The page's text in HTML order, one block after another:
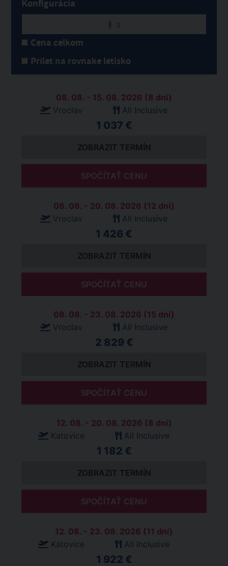
Konfigurácia
Cena celkom
Prílet na rovnake letisko
08. 08. - 15. 08. 2026 (8 dní)
Vroclav
All Inclusive
1 037 €
ZOBRAZIT TERMÍN
SPOČÍTAŤ CENU
08. 08. - 20. 08. 2026 (12 dní)
Vroclav
All Inclusive
1 426 €
ZOBRAZIT TERMÍN
SPOČÍTAŤ CENU
08. 08. - 23. 08. 2026 (15 dní)
Vroclav
All Inclusive
2 829 €
ZOBRAZIT TERMÍN
SPOČÍTAŤ CENU
12. 08. - 20. 08. 2026 (8 dní)
Katovice
All Inclusive
1 182 €
ZOBRAZIT TERMÍN
SPOČÍTAŤ CENU
12. 08. - 23. 08. 2026 (11 dní)
Katovice
All Inclusive
1 922 €